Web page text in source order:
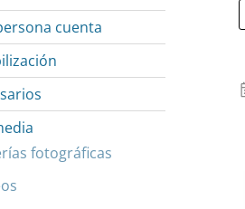
cuenta
fotográficas